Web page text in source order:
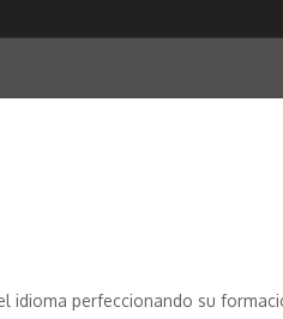
idioma perfeccionando su